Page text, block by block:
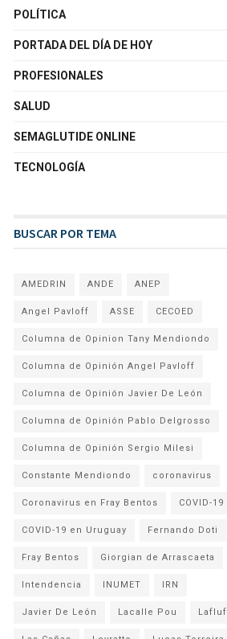
POLÍTICA
PORTADA DEL DÍA DE HOY
PROFESIONALES
SALUD
SEMAGLUTIDE ONLINE
TECNOLOGÍA
BUSCAR POR TEMA
AMEDRIN ANDE ANEP
Angel Pavloff ASSE CECOED
Columna de Opinion Tany Mendiondo
Columna de Opinión Angel Pavloff
Columna de Opinión Javier De León
Columna de Opinión Pablo Delgrosso
Columna de Opinión Sergio Milesi
Constante Mendiondo coronavirus
Coronavirus en Fray Bentos COVID-19
COVID-19 en Uruguay Fernando Doti
Fray Bentos Giorgian de Arrascaeta
Intendencia INUMET IRN
Javier De León Lacalle Pou Lafluf